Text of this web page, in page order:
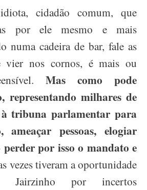
cidadão comum, que
por ele mesmo e mais
numa cadeira de bar, fale as
vier nos cornos, é mais ou
Mas como pode
representando milhares de
tribuna parlamentar para
pessoas, elogiar
por isso o mandato e
vezes tiveram a oportunidade
por incertos